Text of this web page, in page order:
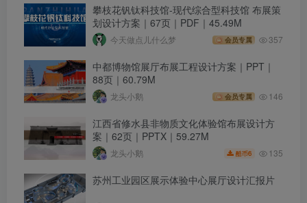
攀枝花钒钛科技馆-现代综合型科技馆 布展策
划设计方案｜67页｜PDF｜45.49M
今天做点儿什么梦 会员专属 357
中都博物馆展厅布展工程设计方案｜PPT｜
88页｜60.79M
龙头小鹅 会员专属 146
江西省修水县非物质文化体验馆布展设计方
案｜62页｜PPTX｜59.27M
龙头小鹅 酷币6 135
苏州工业园区展示体验中心展厅设计汇报片